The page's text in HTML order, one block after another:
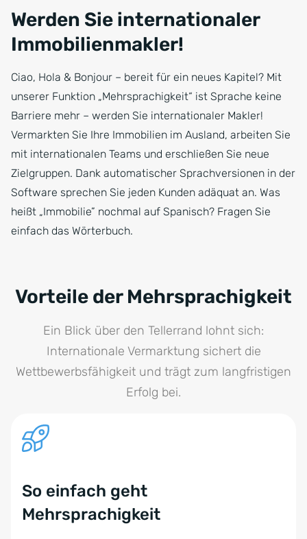
Werden Sie internationaler
Immobilienmakler!
Ciao, Hola & Bonjour – bereit für ein neues Kapitel? Mit
unserer Funktion „Mehrsprachigkeit“ ist Sprache keine
Barriere mehr – werden Sie internationaler Makler!
Vermarkten Sie Ihre Immobilien im Ausland, arbeiten Sie
mit internationalen Teams und erschließen Sie neue
Zielgruppen. Dank automatischer Sprachversionen in der
Software sprechen Sie jeden Kunden adäquat an. Was
heißt „Immobilie” nochmal auf Spanisch? Fragen Sie
einfach das Wörterbuch.
Vorteile der Mehrsprachigkeit
Ein Blick über den Tellerrand lohnt sich:
Internationale Vermarktung sichert die
Wettbewerbsfähigkeit und trägt zum langfristigen
Erfolg bei.
So einfach geht
Mehrsprachigkeit